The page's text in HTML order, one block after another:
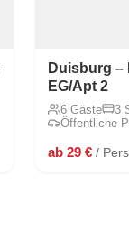
Duisburg –
EG/Apt 2
6 Gäste 3
Öffentliche
ab 29 € /